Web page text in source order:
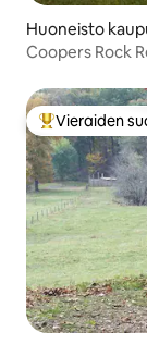
Huoneisto
Coopers Rock
Vieraiden
Vieraiden